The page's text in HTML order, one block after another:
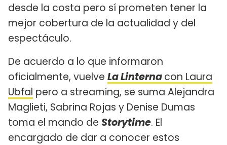
desde la costa pero sí prometen tener la
mejor cobertura de la actualidad y del
espectáculo.
De acuerdo a lo que informaron
oficialmente, vuelve La Linternacon Laura
Ubfal pero a streaming, se suma Alejandra
Maglieti, Sabrina Rojas y Denise Dumas
toma el mando de Storytime. El
encargado de dar a conocer estos